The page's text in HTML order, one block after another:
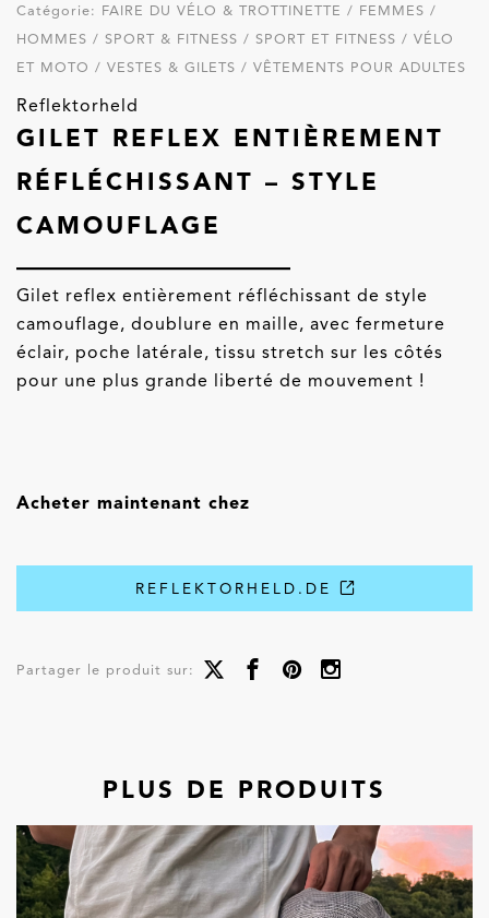
Catégorie: FAIRE DU VÉLO & TROTTINETTE / FEMMES /
HOMMES / SPORT & FITNESS / SPORT ET FITNESS / VÉLO
ET MOTO / VESTES & GILETS / VÊTEMENTS POUR ADULTES
Reflektorheld
GILET REFLEX ENTIÈREMENT
RÉFLÉCHISSANT – STYLE
CAMOUFLAGE
Gilet reflex entièrement réfléchissant de style
camouflage, doublure en maille, avec fermeture
éclair, poche latérale, tissu stretch sur les côtés
pour une plus grande liberté de mouvement !
Acheter maintenant chez
REFLEKTORHELD.DE
Partager le produit sur:
PLUS DE PRODUITS